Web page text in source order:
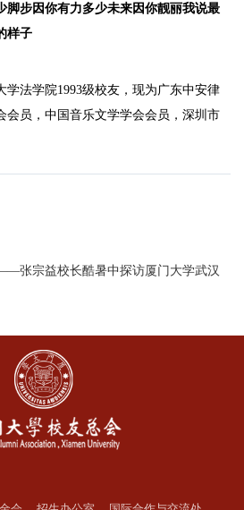
脚步因你有力多少未来因你靓丽我说最
样子
学法学院1993级校友，现为广东中安律
会员，中国音乐文学学会会员，深圳市
张宗益校长酷暑中探访厦门大学武汉